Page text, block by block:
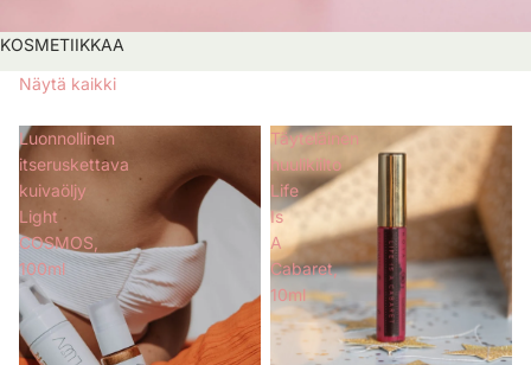
KOSMETIIKKAA
Näytä kaikki
Luonnollinen
itseruskettava
kuivaöljy
Light
COSMOS,
100ml
Täyteläinen
huulikiilto
Life
Is
A
Cabaret,
10ml